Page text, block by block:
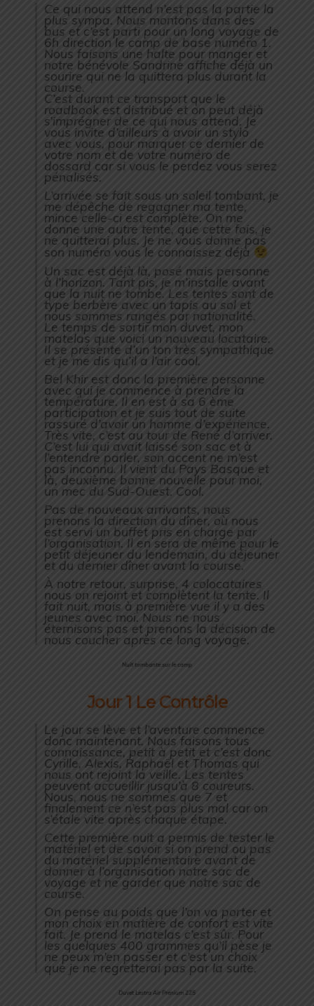
Ce qui nous attend n’est pas la partie la
plus sympa. Nous montons dans des
bus et c’est parti pour un long voyage de
6h direction le camp de base numéro 1.
Nous faisons une halte pour manger et
notre bénévole Sandrine affiche déjà un
sourire qui ne la quittera plus durant la
course.
C’est durant ce transport que le
roadbook est distribué et on peut déjà
s’imprégner de ce qui nous attend. Je
vous invite d’ailleurs à avoir un stylo
avec vous, pour marquer ce dernier de
votre nom et de votre numéro de
dossard car si vous le perdez vous serez
pénalisés.
L’arrivée se fait sous un soleil tombant, je
me dépêche de regagner ma tente,
mince celle-ci est complète. On me
donne une autre tente, que cette fois, je
ne quitterai plus. Je ne vous donne pas
son numéro vous le connaissez déjà
Un sac est déjà là, posé mais personne
à l’horizon. Tant pis, je m’installe avant
que la nuit ne tombe. Les tentes sont de
type berbère avec un tapis au sol et
nous sommes rangés par nationalité.
Le temps de sortir mon duvet, mon
matelas que voici un nouveau locataire.
Il se présente d’un ton très sympathique
et je me dis qu’il a l’air cool.
Bel Khir est donc la première personne
avec qui je commence à prendre la
température. Il en est à sa 6 ème
participation et je suis tout de suite
rassuré d’avoir un homme d’expérience.
Très vite, c’est au tour de René d’arriver.
C’est lui qui avait laissé son sac et à
l’entendre parler, son accent ne m’est
pas inconnu. Il vient du Pays Basque et
là, deuxième bonne nouvelle pour moi,
un mec du Sud-Ouest. Cool.
Pas de nouveaux arrivants, nous
prenons la direction du dîner, où nous
est servi un buffet pris en charge par
l’organisation. Il en sera de même pour le
petit déjeuner du lendemain, du déjeuner
et du dernier dîner avant la course.
À notre retour, surprise, 4 colocataires
nous on rejoint et complètent la tente. Il
fait nuit, mais à première vue il y a des
jeunes avec moi. Nous ne nous
éternisons pas et prenons la décision de
nous coucher après ce long voyage.
Nuit tombante sur le camp
Jour 1 Le Contrôle
Le jour se lève et l’aventure commence
donc maintenant. Nous faisons tous
connaissance, petit à petit et c’est donc
Cyrille, Alexis, Raphaël et Thomas qui
nous ont rejoint la veille. Les tentes
peuvent accueillir jusqu’à 8 coureurs.
Nous, nous ne sommes que 7 et
finalement ce n’est pas plus mal car on
s’étale vite après chaque étape.
Cette première nuit a permis de tester le
matériel et de savoir si on prend ou pas
du matériel supplémentaire avant de
donner à l’organisation notre sac de
voyage et ne garder que notre sac de
course.
On pense au poids que l’on va porter et
mon choix en matière de confort est vite
fait. Je prend le matelas c’est sûr. Pour
les quelques 400 grammes qu’il pèse je
ne peux m’en passer et c’est un choix
que je ne regretterai pas par la suite.
Duvet Lestra Air Prenium 225